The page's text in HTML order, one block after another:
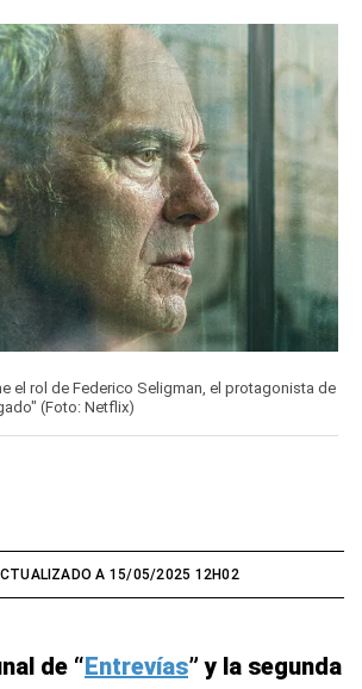
el rol de Federico Seligman, el protagonista de
(Foto: Netflix)
A 15/05/2025 12H02
de “Entrevías” y la segunda